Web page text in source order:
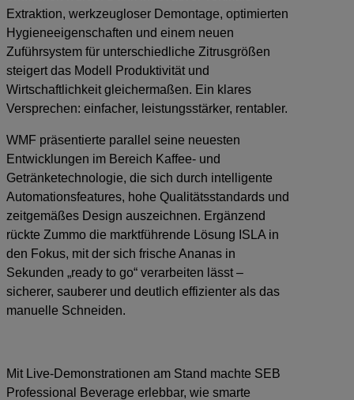
Extraktion, werkzeugloser Demontage, optimierten
Hygieneeigenschaften und einem neuen
Zuführsystem für unterschiedliche Zitrusgrößen
steigert das Modell Produktivität und
Wirtschaftlichkeit gleichermaßen. Ein klares
Versprechen: einfacher, leistungsstärker, rentabler.
WMF präsentierte parallel seine neuesten
Entwicklungen im Bereich Kaffee- und
Getränketechnologie, die sich durch intelligente
Automationsfeatures, hohe Qualitätsstandards und
zeitgemäßes Design auszeichnen. Ergänzend
rückte Zummo die marktführende Lösung ISLA in
den Fokus, mit der sich frische Ananas in
Sekunden „ready to go“ verarbeiten lässt –
sicherer, sauberer und deutlich effizienter als das
manuelle Schneiden.
Mit Live-Demonstrationen am Stand machte SEB
Professional Beverage erlebbar, wie smarte